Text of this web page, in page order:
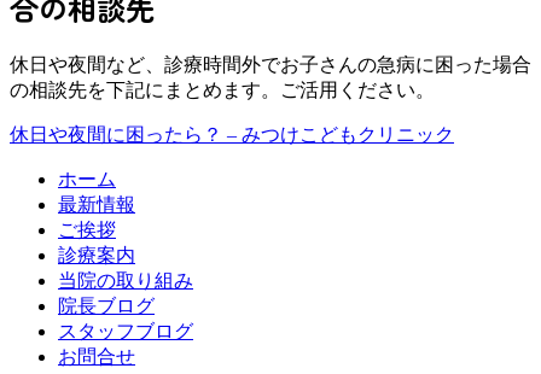
休日や夜間など、診療時間外でお子さんの急病に困った場合
の相談先を下記にまとめます。ご活用ください。
休日や夜間に困ったら？ – みつけこどもクリニック
ホーム
最新情報
ご挨拶
診療案内
当院の取り組み
院長ブログ
スタッフブログ
お問合せ